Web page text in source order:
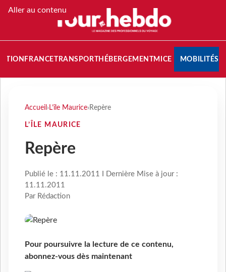
Aller au contenu
FRANCETRANSPORT HÉBERGEMENTMICE MOBILITÉS
Accueil › L’île Maurice› Repère
L’ÎLE MAURICE
Repère
Publié le : 11.11.2011 I Dernière Mise à jour :
11.11.2011
Par Rédaction
Pour poursuivre la lecture de ce contenu,
abonnez-vous dès maintenant